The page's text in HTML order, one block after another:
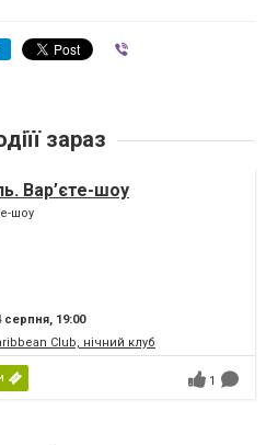
зараз
Вар’єте-шоу
шоу
серпня, 19:00
Club, нічний клуб
1